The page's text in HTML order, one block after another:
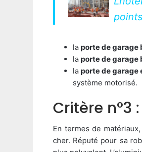
la porte de garage
la porte de garage
la porte de garage
système motorisé.
Critère n°3
En termes de
cher. Réputé pour sa